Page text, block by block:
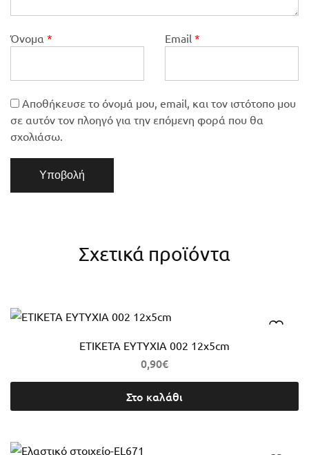
Όνομα * Email *
Αποθήκευσε το όνομά μου, email, και τον ιστότοπο μου
σε αυτόν τον πλοηγό για την επόμενη φορά που θα
σχολιάσω.
Σχετικά προϊόντα
ΕΤΙΚΕΤΑ ΕΥΤΥΧΙΑ 002 12x5cm
0,90€
Στο καλάθι